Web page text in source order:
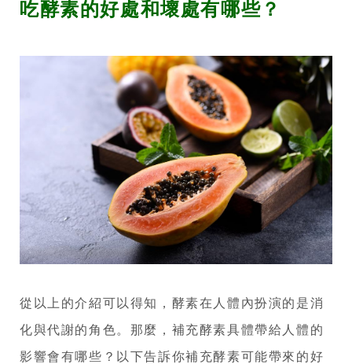
吃酵素的好處和壞處有哪些？
從以上的介紹可以得知，酵素在人體內扮演的是消
化與代謝的角色。那麼，補充酵素具體帶給人體的
影響會有哪些？以下告訴你補充酵素可能帶來的好